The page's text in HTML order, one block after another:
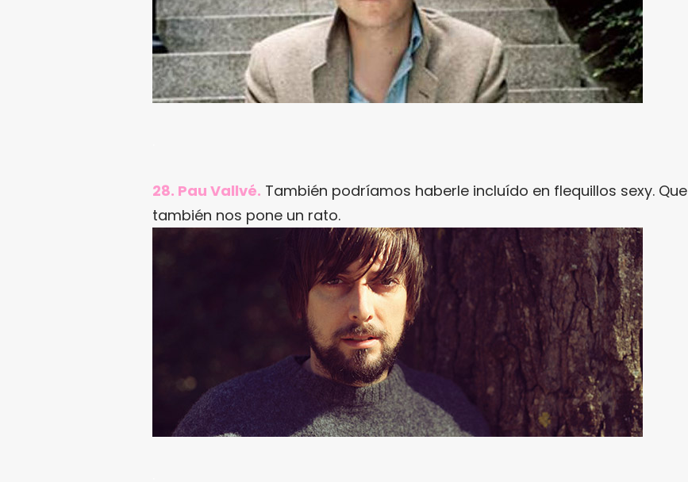
28. Pau Vallvé. También podríamos haberle incluído en flequillos sexy. Que
también nos pone un rato.